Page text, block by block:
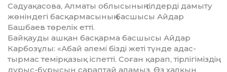
Сәдуақасова, Ал­маты облысының тілдерді дамыту
жөніндегі басқармасының басшысы Айдар
Башбаев төрелік етті.
Байқауды ашқан басқарма басшысы Айдар
Карбозұлы: «Абай әлемі бізді жеті түнде адас­
тырмас темірқазық іспетті. Со­ған қарап, тірлігіміздің
дұрыс-бұрысын сараптай аламыз. Өз хал­қын